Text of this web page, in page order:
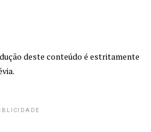
deste conteúdo é estritamente